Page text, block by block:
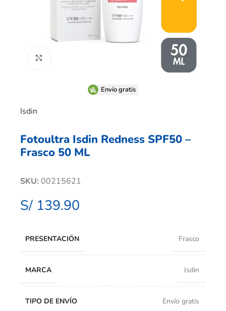
Envío gratis
Isdin
Fotoultra Isdin Redness SPF50 –
Frasco 50 ML
SKU: 00215621
S/ 139.90
PRESENTACIÓN Frasco
MARCA Isdin
TIPO DE ENVÍO Envío gratis